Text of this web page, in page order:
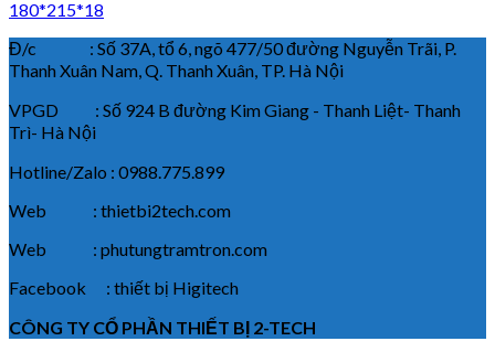
180*215*18
Đ/c : Số 37A, tổ 6, ngõ 477/50 đường Nguyễn Trãi, P.
Thanh Xuân Nam, Q. Thanh Xuân, TP. Hà Nội
VPGD : Số 924 B đường Kim Giang - Thanh Liệt- Thanh
Trì- Hà Nội
Hotline/Zalo : 0988.775.899
Web : thietbi2tech.com
Web : phutungtramtron.com
Facebook : thiết bị Higitech
CÔNG TY CỔ PHẦN THIẾT BỊ 2-TECH